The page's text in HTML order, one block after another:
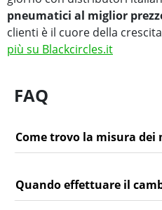
pneumatici al miglior
clienti è il cuore della
più su Blackcircles.it
FAQ
Come trovo la misura
Quando effettuare il